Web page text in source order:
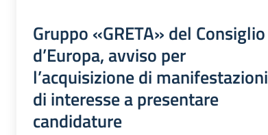
Gruppo «GRETA» del Consiglio
d’Europa, avviso per
l’acquisizione di manifestazioni
di interesse a presentare
candidature